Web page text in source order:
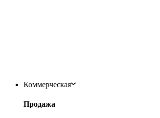
Коммерческая
Продажа